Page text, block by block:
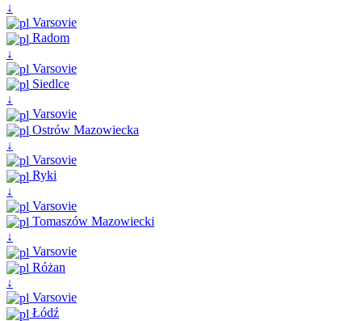
↓
Varsovie
Radom
↓
Varsovie
Siedlce
↓
Varsovie
Ostrów Mazowiecka
↓
Varsovie
Ryki
↓
Varsovie
Tomaszów Mazowiecki
↓
Varsovie
Różan
↓
Varsovie
Łódź